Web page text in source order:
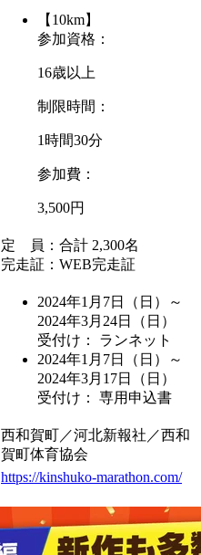
【10km】
参加資格：
16歳以上
制限時間：
1時間30分
参加費：
3,500円
定 員：合計 2,300名
完走証：WEB完走証
2024年1月7日 （日）
～
2024年3月24日
（日）
受付け： ランネット
2024年1月7日
（日）
～
2024年3月17日
（日）
受付け： 専用申込書
西和賀町／河北新報社／西和
賀町体育協会
https://kinshuko-marathon.com/